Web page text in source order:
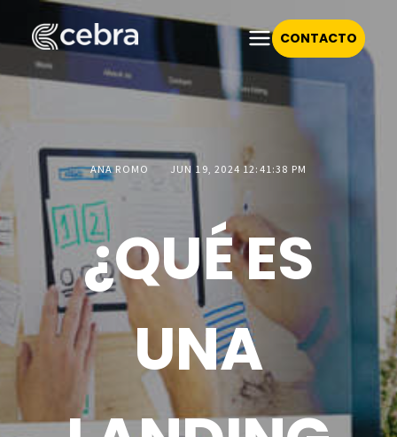
CONTACTO
ANA ROMO JUN 19, 2024 12:41:38 PM
¿QUÉ ES
UNA